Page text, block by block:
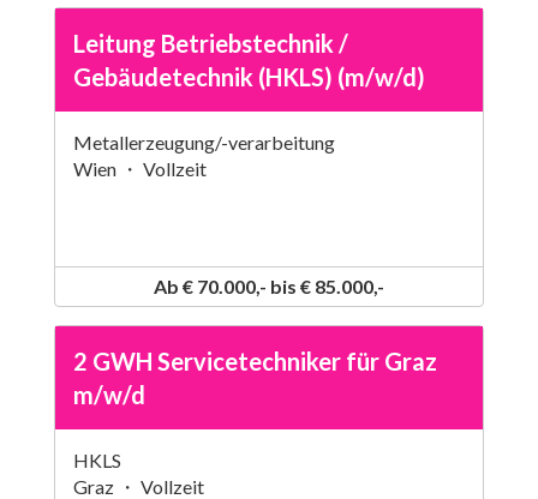
Leitung Betriebstechnik /
Gebäudetechnik (HKLS) (m/w/d)
Metallerzeugung/-verarbeitung
Wien ・ Vollzeit
Ab € 70.000,- bis € 85.000,-
2 GWH Servicetechniker für Graz
m/w/d
HKLS
Graz ・ Vollzeit